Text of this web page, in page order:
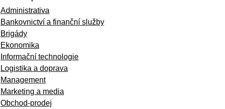
Administrativa
Bankovnictví a finanční služby
Brigády
Ekonomika
Informační technologie
Logistika a doprava
Management
Marketing a media
Obchod-prodej